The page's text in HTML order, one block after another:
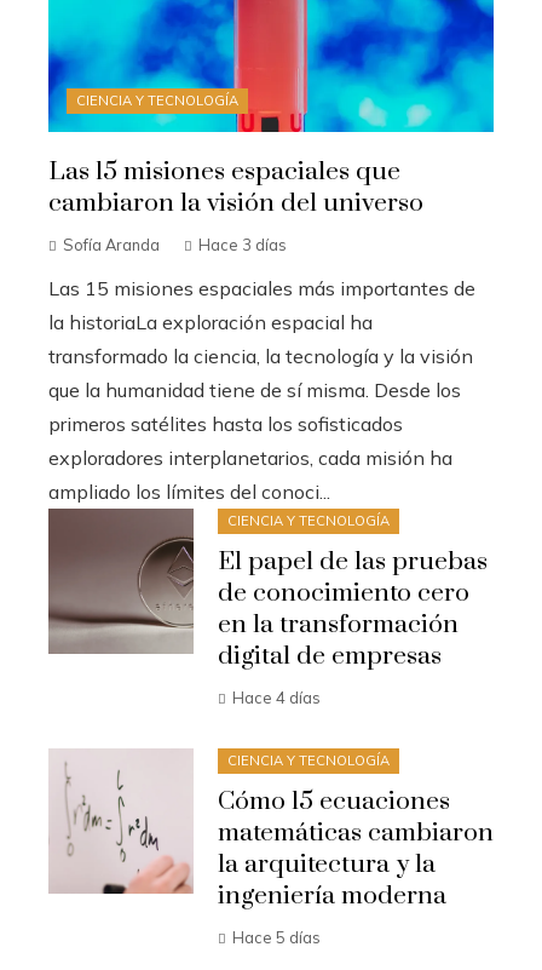
CIENCIA Y TECNOLOGÍA
Las 15 misiones espaciales que
cambiaron la visión del universo
Sofía Aranda Hace 3 días
Las 15 misiones espaciales más importantes de
la historiaLa exploración espacial ha
transformado la ciencia, la tecnología y la visión
que la humanidad tiene de sí misma. Desde los
primeros satélites hasta los sofisticados
exploradores interplanetarios, cada misión ha
ampliado los límites del conoci...
CIENCIA Y TECNOLOGÍA
El papel de las pruebas
de conocimiento cero
en la transformación
digital de empresas
Hace 4 días
CIENCIA Y TECNOLOGÍA
Cómo 15 ecuaciones
matemáticas cambiaron
la arquitectura y la
ingeniería moderna
Hace 5 días